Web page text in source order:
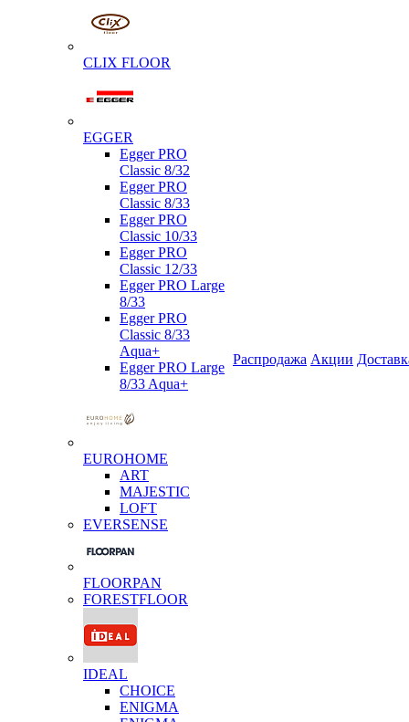
CLIX FLOOR
EGGER
Egger PRO
Classic 8/32
Egger PRO
Classic 8/33
Egger PRO
Classic 10/33
Egger PRO
Classic 12/33
Egger PRO Large
8/33
Egger PRO
Classic 8/33
Aqua+
Egger PRO Large
8/33 Aqua+
EUROHOME
ART
MAJESTIC
LOFT
EVERSENSE
FLOORPAN
FORESTFLOOR
IDEAL
CHOICE
ENIGMA
Распродажа Акции